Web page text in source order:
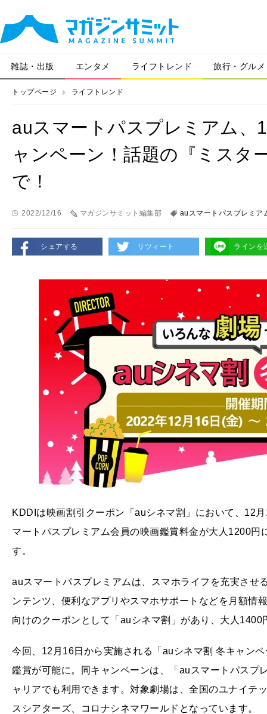
雑誌・出版 エンタメ ライフトレンド 旅行・グルメ
トップページ ライフトレンド
auスマートパスプレミアム、
ャンペーン！話題の『ミスタ
で！
2022/12/16 マガジンサミット編集部 auスマートパスプレミア
シェアする リツィート ラインを
KDDIは映画割引クーポン「auシネマ割」において、12
マートパスプレミアム会員の映画鑑賞料金が大人1200
す。
auスマートパスプレミアムは、スマホライフを充実させ
ンテンツ、便利なアプリやスマホサポートなどを月額情
向けのクーポンとして「auシネマ割」があり、大人1400
今回、12月16日から実施される「auシネマ割 冬キャン
鑑賞が可能に。同キャンペーンは、「auスマートパスプ
ャリアでも利用できます。対象劇場は、全国のユナイテ
スシアターズ、コロナシネマワールドとなっています。